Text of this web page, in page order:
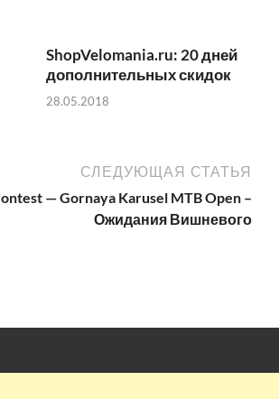
ShopVelomania.ru: 20 дней
дополнительных скидок
28.05.2018
СЛЕДУЮЩАЯ СТАТЬЯ
— Gornaya Karusel MTB Open –
Ожидания Вишневого